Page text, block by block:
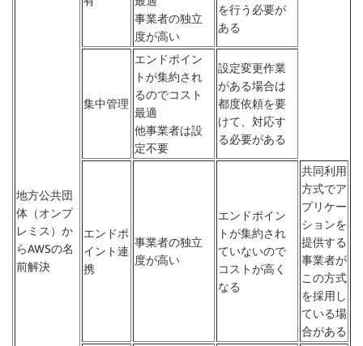
地方公共団
体（オンプ
レミス）か
らAWSの名
前解決
事業者の独立
度が高い
を行う必要が
ある
集中管理
エンドポイン
トが集約され
るのでコスト
最適
他事業者は設
定不要
設定変更作業
がある場合は
都度依頼を要
けて、対応す
る必要がある
エンドポ
イント連
携
事業者の独立
度が高い
エンドポイン
トが集約され
ていないので
コストが高く
なる
共同利用
方式でア
プリケー
ションを
提供する
事業者が
この方式
を採用し
ている場
合がある